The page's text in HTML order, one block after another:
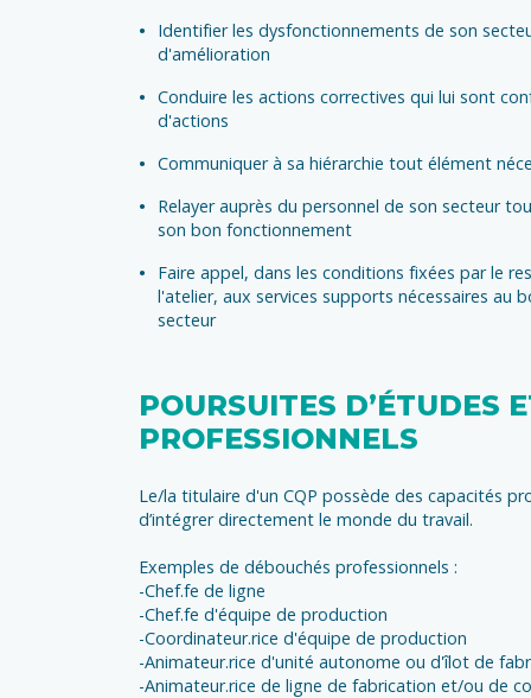
Identifier les dysfonctionnements de son
d'amélioration
Conduire les actions correctives qui lui sont
d'actions
Communiquer à sa hiérarchie tout élément
Relayer auprès du personnel de son secteur
son bon fonctionnement
Faire appel, dans les conditions fixées par le
l'atelier, aux services supports nécessaires au
secteur
POURSUITES D’ÉTUDES
PROFESSIONNELS
Le/la titulaire d'un CQP possède des capacités
d’intégrer directement le monde du travail.
Exemples de débouchés professionnels :
-Chef.fe de ligne
-Chef.fe d'équipe de production
-Coordinateur.rice d'équipe de production
-Animateur.rice d'unité autonome ou d'îlot de
-Animateur.rice de ligne de fabrication et/ou de